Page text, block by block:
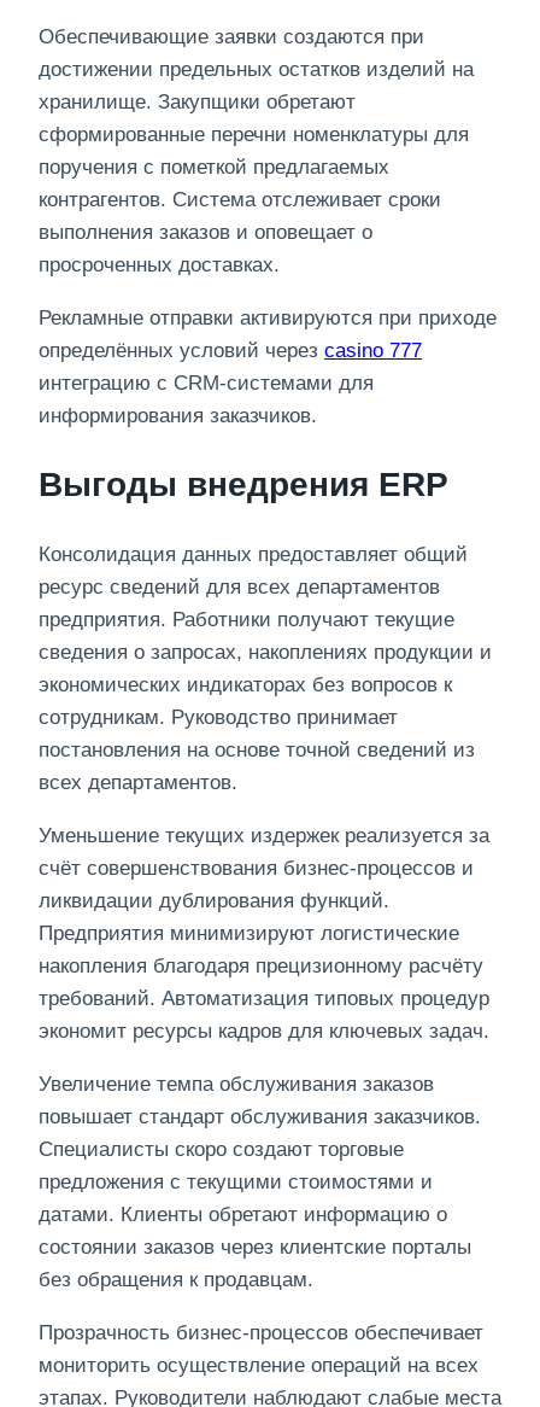
Обеспечивающие заявки создаются при
достижении предельных остатков изделий на
хранилище. Закупщики обретают
сформированные перечни номенклатуры для
поручения с пометкой предлагаемых
контрагентов. Система отслеживает сроки
выполнения заказов и оповещает о
просроченных доставках.
Рекламные отправки активируются при приходе
определённых условий через casino 777
интеграцию с CRM-системами для
информирования заказчиков.
Выгоды внедрения ERP
Консолидация данных предоставляет общий
ресурс сведений для всех департаментов
предприятия. Работники получают текущие
сведения о запросах, накоплениях продукции и
экономических индикаторах без вопросов к
сотрудникам. Руководство принимает
постановления на основе точной сведений из
всех департаментов.
Уменьшение текущих издержек реализуется за
счёт совершенствования бизнес-процессов и
ликвидации дублирования функций.
Предприятия минимизируют логистические
накопления благодаря прецизионному расчёту
требований. Автоматизация типовых процедур
экономит ресурсы кадров для ключевых задач.
Увеличение темпа обслуживания заказов
повышает стандарт обслуживания заказчиков.
Специалисты скоро создают торговые
предложения с текущими стоимостями и
датами. Клиенты обретают информацию о
состоянии заказов через клиентские порталы
без обращения к продавцам.
Прозрачность бизнес-процессов обеспечивает
мониторить осуществление операций на всех
этапах. Руководители наблюдают слабые места